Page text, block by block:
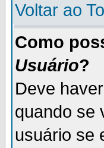
Voltar ao
Como
Usuário?
Deve
quando se
usuário se